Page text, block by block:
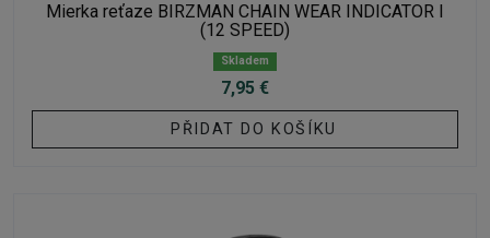
Mierka reťaze BIRZMAN CHAIN ​​WEAR INDICATOR I
(12 SPEED)
Skladem
7,95 €
PŘIDAT DO KOŠÍKU